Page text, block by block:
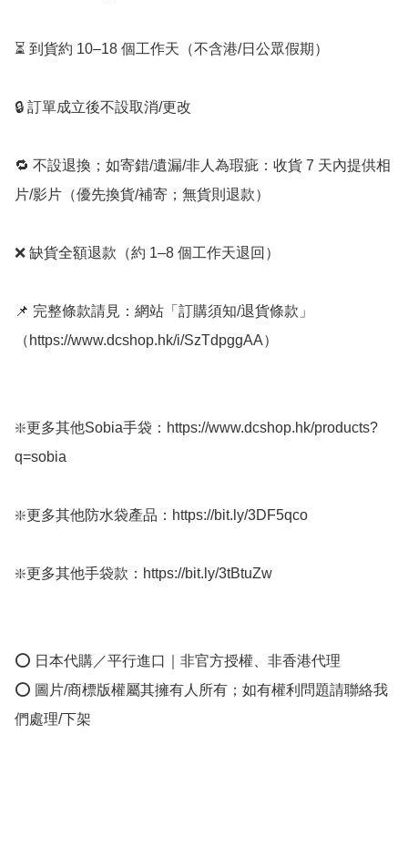
⏳ 到貨約 10–18 個工作天（不含港/日公眾假期）
🔒 訂單成立後不設取消/更改
🔁 不設退換；如寄錯/遺漏/非人為瑕疵：收貨 7 天內提供相
片/影片（優先換貨/補寄；無貨則退款）
❌ 缺貨全額退款（約 1–8 個工作天退回）
📌 完整條款請見：網站「訂購須知/退貨條款」
（https://www.dcshop.hk/i/SzTdpggAA）
❇️更多其他Sobia手袋：https://www.dcshop.hk/products?
q=sobia
❇️更多其他防水袋產品：https://bit.ly/3DF5qco
❇️更多其他手袋款：https://bit.ly/3tBtuZw
⭕ 日本代購／平行進口｜非官方授權、非香港代理
⭕ 圖片/商標版權屬其擁有人所有；如有權利問題請聯絡我
們處理/下架